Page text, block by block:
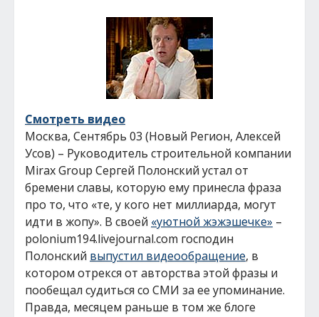
Смотреть видео
Москва, Сентябрь 03 (Новый Регион, Алексей
Усов) – Руководитель строительной компании
Mirax Group Сергей Полонский устал от
бремени славы, которую ему принесла фраза
про то, что «те, у кого нет миллиарда, могут
идти в жопу». В своей «уютной жэжэшечке» –
polonium194.livejournal.com господин
Полонский выпустил видеообращение, в
котором отрекся от авторства этой фразы и
пообещал судиться со СМИ за ее упоминание.
Правда, месяцем раньше в том же блоге